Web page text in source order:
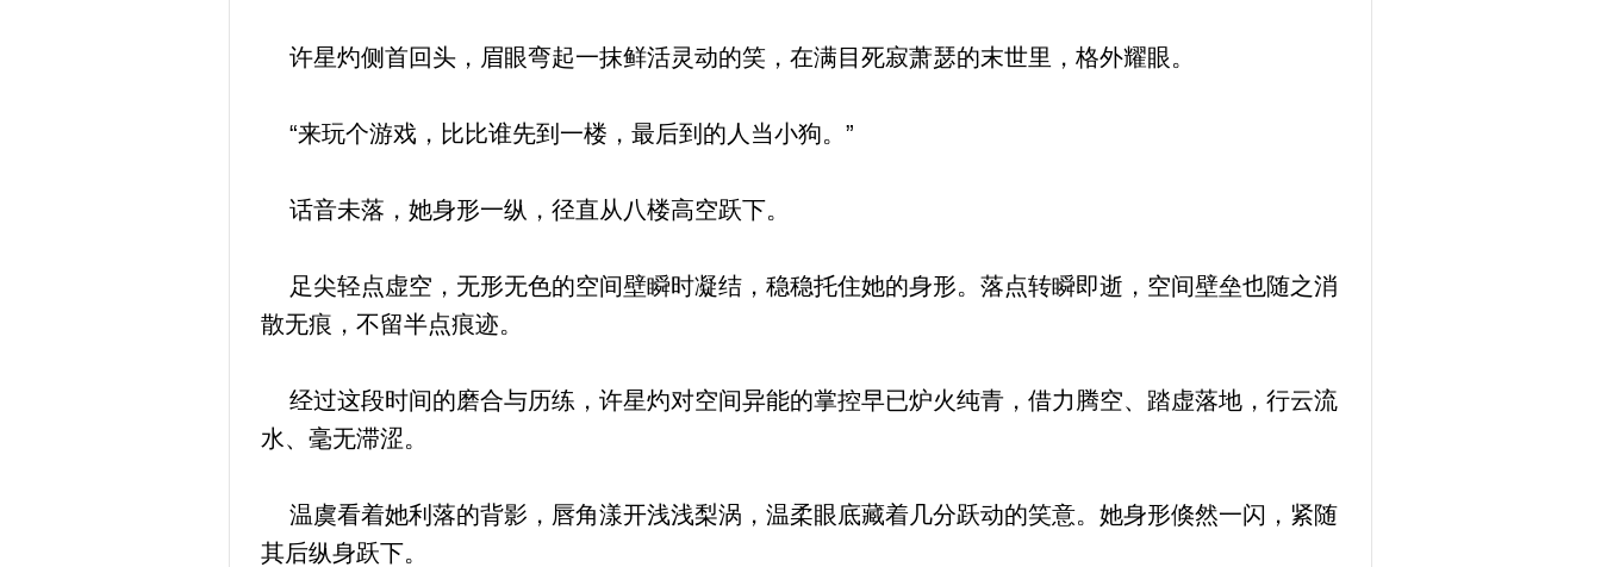
许星灼侧首回头，眉眼弯起一抹鲜活灵动的笑，在满目死寂萧瑟的末世里，格外耀眼。
“来玩个游戏，比比谁先到一楼，最后到的人当小狗。”
话音未落，她身形一纵，径直从八楼高空跃下。
足尖轻点虚空，无形无色的空间壁瞬时凝结，稳稳托住她的身形。落点转瞬即逝，空间壁垒也随之消
散无痕，不留半点痕迹。
经过这段时间的磨合与历练，许星灼对空间异能的掌控早已炉火纯青，借力腾空、踏虚落地，行云流
水、毫无滞涩。
温虞看着她利落的背影，唇角漾开浅浅梨涡，温柔眼底藏着几分跃动的笑意。她身形倏然一闪，紧随
其后纵身跃下。